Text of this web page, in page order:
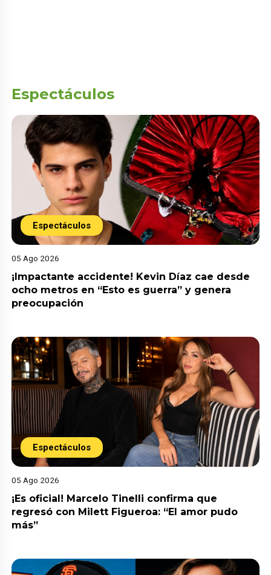
Espectáculos
Espectáculos
05 Ago 2026
¡Impactante accidente! Kevin Díaz cae desde
ocho metros en “Esto es guerra” y genera
preocupación
Espectáculos
05 Ago 2026
¡Es oficial! Marcelo Tinelli confirma que
regresó con Milett Figueroa: “El amor pudo
más”